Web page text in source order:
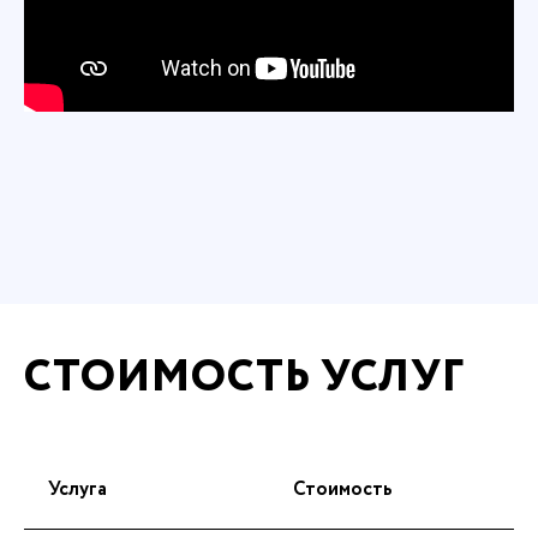
СТОИМОСТЬ УСЛУГ
Услуга Стоимость